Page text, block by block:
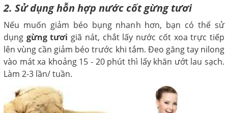
2. Sử dụng hỗn hợp nước cốt gừng tươi
Nếu muốn giảm béo bụng nhanh hơn, bạn có thể sử
dụng gừng tươi giã nát, chắt lấy nước cốt xoa trực tiếp
lên vùng cần giảm béo trước khi tắm. Đeo găng tay nilong
vào mát xa khoảng 15 - 20 phút thì lấy khăn ướt lau sạch.
Làm 2-3 lần/ tuần.